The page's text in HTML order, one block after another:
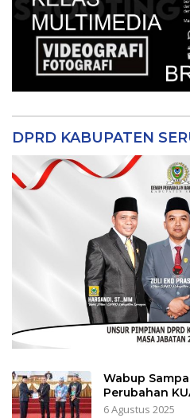
DPRD KABUPATEN
Wabup
Perubahan
6 Agustus 2025